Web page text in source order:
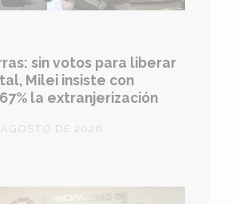
sin votos para liberar
Milei insiste con
la extranjerización
DE 2026